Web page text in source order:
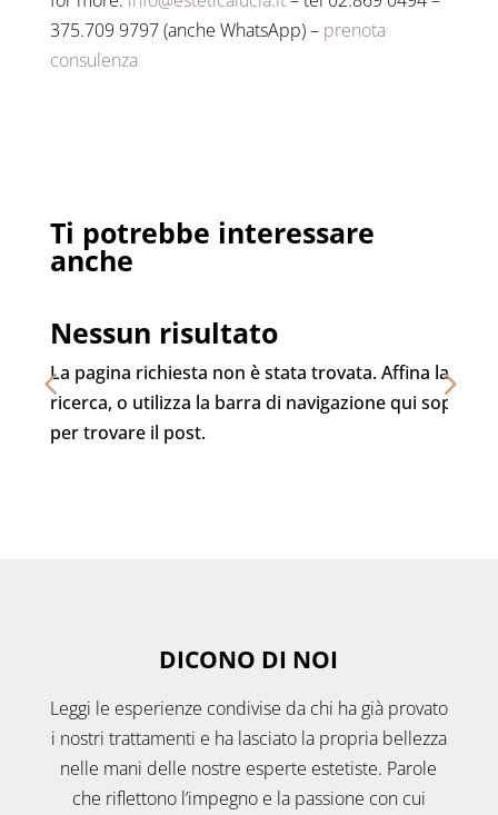
375.709 9797 (anche WhatsApp) – prenota
consulenza
Ti potrebbe interessare
anche
Nessun risultato
La pagina richiesta non è stata trovata. Affina la tua
ricerca, o utilizza la barra di navigazione qui sopra
per trovare il post.
DICONO DI NOI
Leggi le esperienze condivise da chi ha già provato
i nostri trattamenti e ha lasciato la propria bellezza
nelle mani delle nostre esperte estetiste. Parole
che riflettono l’impegno e la passione con cui